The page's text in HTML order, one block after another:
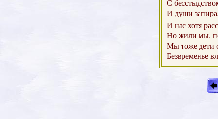
С
И души
И нас хотя
Но жили мы,
Мы тоже дети
Безвременье